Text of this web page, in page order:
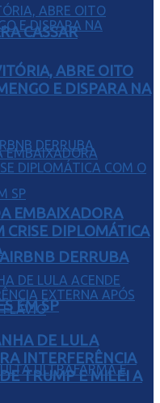
CASSAR
DERRUBA
EM SP
ABRE OITO
E DISPARA NA
EMBAIXADORA
CRISE DIPLOMÁTICA
DE LULA
INTERFERÊNCIA
TRUMP E MILEI A